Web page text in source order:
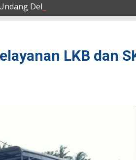
Delapan Eks Karyawan
LKB dan